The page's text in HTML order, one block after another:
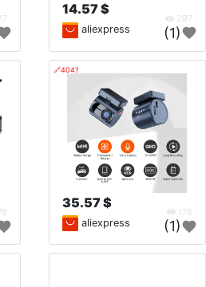
14.57 $
297
aliexpress (1)
🔗404?
35.57 $
178
aliexpress (1)